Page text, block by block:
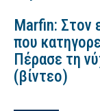
Marfin: Στον
που
Πέρασε τη
(βίντεο)